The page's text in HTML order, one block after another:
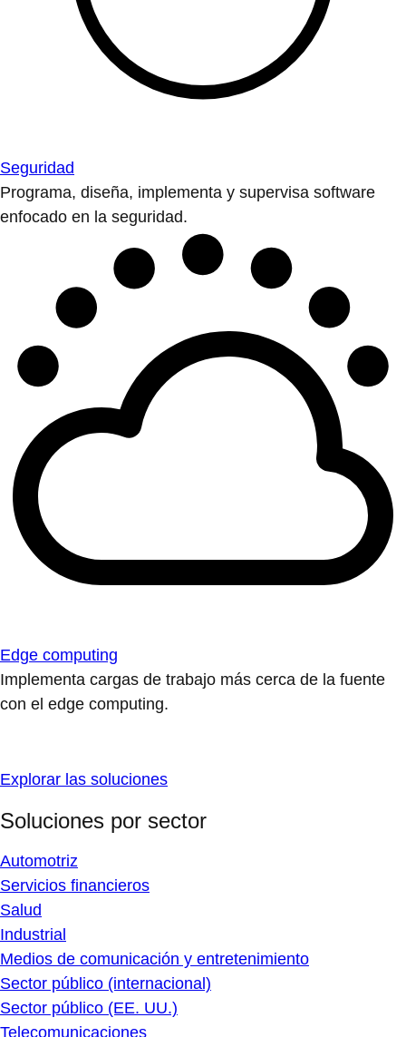
Seguridad
Programa, diseña, implementa y supervisa software
enfocado en la seguridad.
Edge computing
Implementa cargas de trabajo más cerca de la fuente
con el edge computing.
Explorar las soluciones
Soluciones por sector
Automotriz
Servicios financieros
Salud
Industrial
Medios de comunicación y entretenimiento
Sector público (internacional)
Sector público (EE. UU.)
Telecomunicaciones